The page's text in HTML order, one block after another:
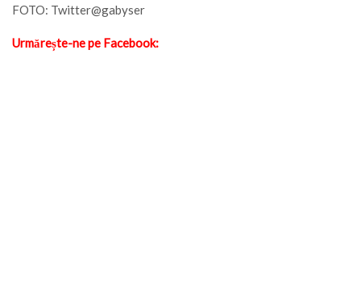
FOTO: Twitter@gabyser
Urmărește-ne pe Facebook: